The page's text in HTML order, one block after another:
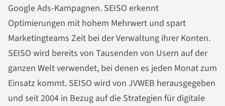
Google Ads-Kampagnen. SEISO erkennt
Optimierungen mit hohem Mehrwert und spart
Marketingteams Zeit bei der Verwaltung ihrer Konten.
SEISO wird bereits von Tausenden von Usern auf der
ganzen Welt verwendet, bei denen es jeden Monat zum
Einsatz kommt. SEISO wird von JVWEB herausgegeben
und seit 2004 in Bezug auf die Strategien für digitale